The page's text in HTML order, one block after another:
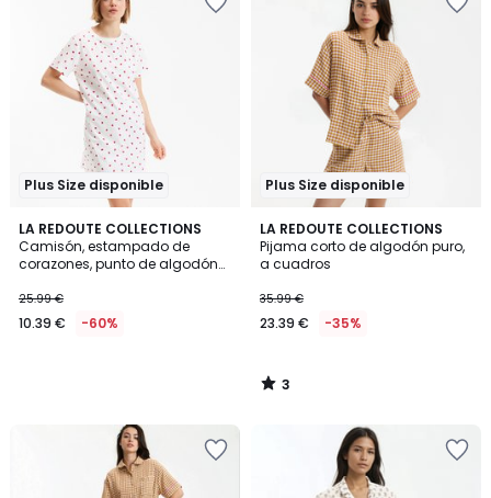
Plus Size disponible
LA REDOUTE COLLECTIONS
Camisón, estampado de
corazones, punto de algodón
25.99 €
10.39 € -60%
Plus Size disponible
LA REDOUTE COLLECTIONS
Pijama corto de algodón puro,
a cuadros
35.99 €
23.39 € -35%
3
/
5
3
/